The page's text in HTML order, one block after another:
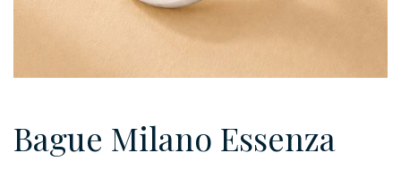
Bague Milano Essenza